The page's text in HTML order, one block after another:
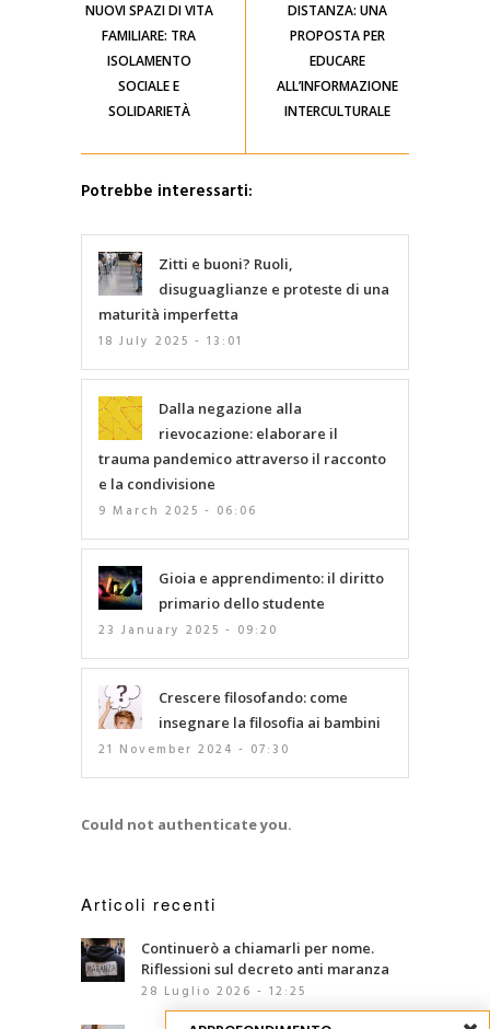
NUOVI SPAZI DI VITA
FAMILIARE: TRA
ISOLAMENTO
SOCIALE E
SOLIDARIETÀ
DISTANZA: UNA
PROPOSTA PER
EDUCARE
ALL’INFORMAZIONE
INTERCULTURALE
Potrebbe interessarti:
Zitti e buoni? Ruoli,
disuguaglianze e proteste di una
maturità imperfetta
18 July 2025 - 13:01
Dalla negazione alla
rievocazione: elaborare il
trauma pandemico attraverso il racconto
e la condivisione
9 March 2025 - 06:06
Gioia e apprendimento: il diritto
primario dello studente
23 January 2025 - 09:20
Crescere filosofando: come
insegnare la filosofia ai bambini
21 November 2024 - 07:30
Could not authenticate you.
Articoli recenti
Continuerò a chiamarli per nome.
Riflessioni sul decreto anti maranza
28 Luglio 2026 - 12:25